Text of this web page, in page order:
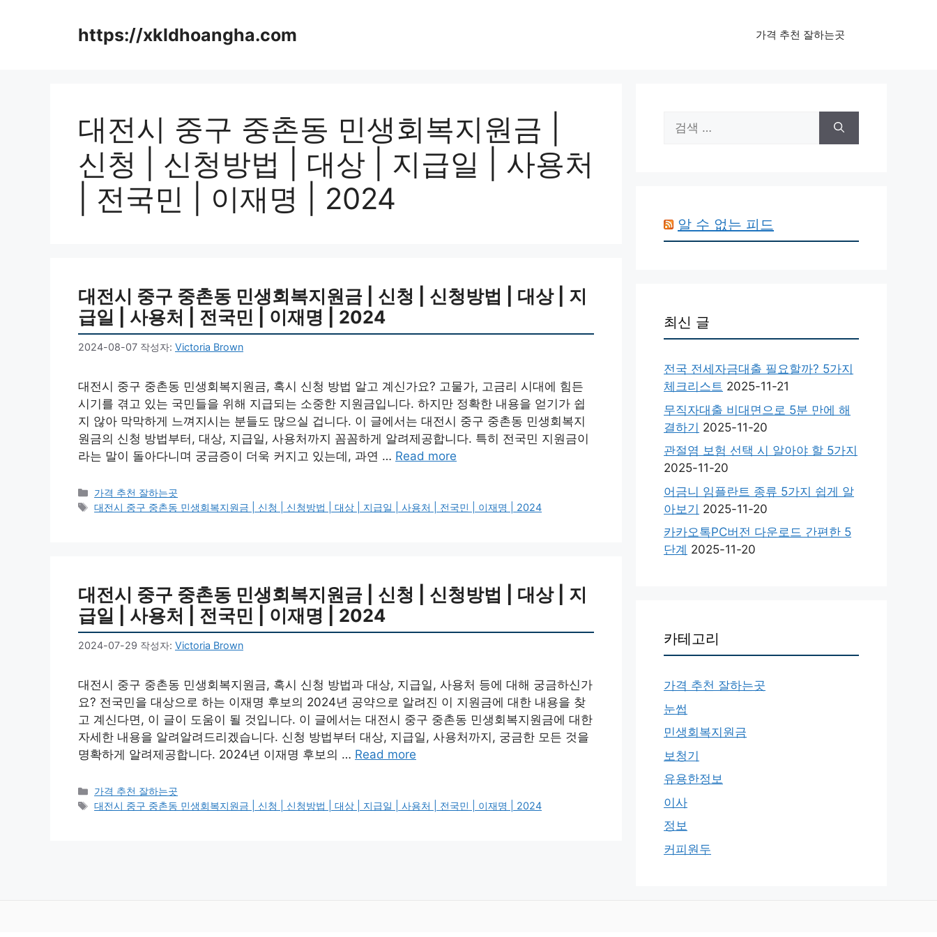
https://xkldhoangha.com 가격 추천 잘하는곳
대전시 중구 중촌동 민생회복지원금 |
신청 | 신청방법 | 대상 | 지급일 | 사용처
| 전국민 | 이재명 | 2024
대전시 중구 중촌동 민생회복지원금 | 신청 | 신청방법 | 대상 | 지
급일 | 사용처 | 전국민 | 이재명 | 2024
2024-08-07 작성자: Victoria Brown
대전시 중구 중촌동 민생회복지원금, 혹시 신청 방법 알고 계신가요? 고물가, 고금리 시대에 힘든
시기를 겪고 있는 국민들을 위해 지급되는 소중한 지원금입니다. 하지만 정확한 내용을 얻기가 쉽
지 않아 막막하게 느껴지시는 분들도 많으실 겁니다. 이 글에서는 대전시 중구 중촌동 민생회복지
원금의 신청 방법부터, 대상, 지급일, 사용처까지 꼼꼼하게 알려제공합니다. 특히 전국민 지원금이
라는 말이 돌아다니며 궁금증이 더욱 커지고 있는데, 과연 … Read more
카
테
가격 추천 잘하는곳
태
대전시 중구 중촌동 민생회복지원금 | 신청 | 신청방법 | 대상 | 지급일 | 사용처 | 전국민 | 이재명 | 2024
대전시 중구 중촌동 민생회복지원금 | 신청 | 신청방법 | 대상 | 지
급일 | 사용처 | 전국민 | 이재명 | 2024
2024-07-29 작성자: Victoria Brown
대전시 중구 중촌동 민생회복지원금, 혹시 신청 방법과 대상, 지급일, 사용처 등에 대해 궁금하신가
요? 전국민을 대상으로 하는 이재명 후보의 2024년 공약으로 알려진 이 지원금에 대한 내용을 찾
고 계신다면, 이 글이 도움이 될 것입니다. 이 글에서는 대전시 중구 중촌동 민생회복지원금에 대한
자세한 내용을 알려알려드리겠습니다. 신청 방법부터 대상, 지급일, 사용처까지, 궁금한 모든 것을
명확하게 알려제공합니다. 2024년 이재명 후보의 … Read more
카
테
가격 추천 잘하는곳
태
대전시 중구 중촌동 민생회복지원금 | 신청 | 신청방법 | 대상 | 지급일 | 사용처 | 전국민 | 이재명 | 2024
색:
알 수 없는 피드
최신 글
전국 전세자금대출 필요할까? 5가지
체크리스트 2025-11-21
무직자대출 비대면으로 5분 만에 해
결하기 2025-11-20
관절염 보험 선택 시 알아야 할 5가지
2025-11-20
어금니 임플란트 종류 5가지 쉽게 알
아보기 2025-11-20
카카오톡PC버전 다운로드 간편한 5
단계 2025-11-20
카테고리
가격 추천 잘하는곳
눈썹
민생회복지원금
보청기
유용한정보
이사
정보
커피원두